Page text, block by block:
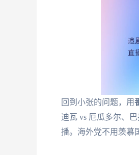
回到小张的问题，用
迪瓦 vs 厄瓜多尔、
播。海外党不用羡慕